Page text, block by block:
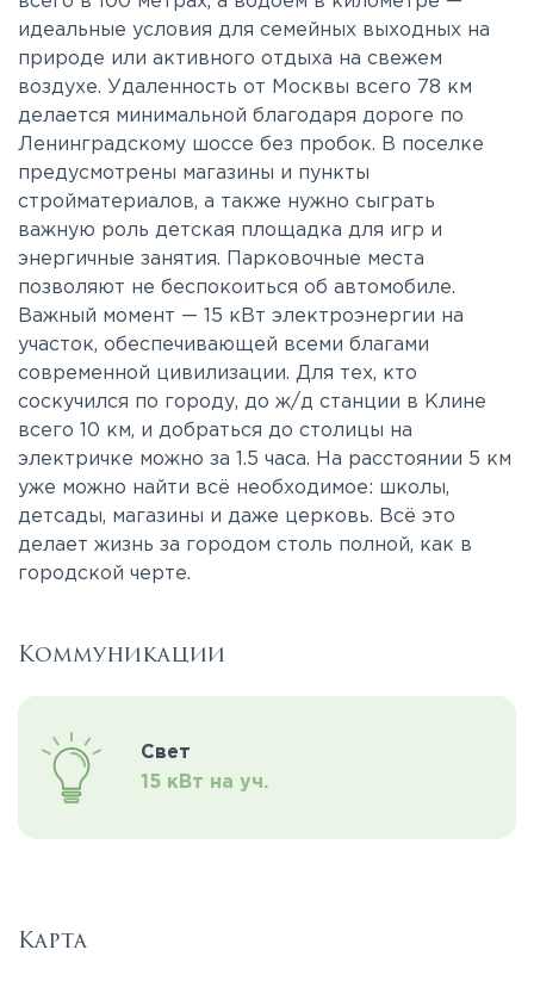
идеальные условия для семейных выходных на
природе или активного отдыха на свежем
воздухе. Удаленность от Москвы всего 78 км
делается минимальной благодаря дороге по
Ленинградскому шоссе без пробок. В поселке
предусмотрены магазины и пункты
стройматериалов, а также нужно сыграть
важную роль детская площадка для игр и
энергичные занятия. Парковочные места
позволяют не беспокоиться об автомобиле.
Важный момент — 15 кВт электроэнергии на
участок, обеспечивающей всеми благами
современной цивилизации. Для тех, кто
соскучился по городу, до ж/д станции в Клине
всего 10 км, и добраться до столицы на
электричке можно за 1.5 часа. На расстоянии 5 км
уже можно найти всё необходимое: школы,
детсады, магазины и даже церковь. Всё это
делает жизнь за городом столь полной, как в
городской черте.
Коммуникации
Свет
15 кВт на уч.
Карта